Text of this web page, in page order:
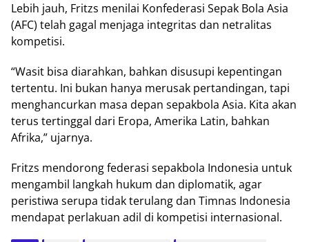
Lebih jauh, Fritzs menilai Konfederasi Sepak Bola Asia
(AFC) telah gagal menjaga integritas dan netralitas
kompetisi.
“Wasit bisa diarahkan, bahkan disusupi kepentingan
tertentu. Ini bukan hanya merusak pertandingan, tapi
menghancurkan masa depan sepakbola Asia. Kita akan
terus tertinggal dari Eropa, Amerika Latin, bahkan
Afrika,” ujarnya.
Fritzs mendorong federasi sepakbola Indonesia untuk
mengambil langkah hukum dan diplomatik, agar
peristiwa serupa tidak terulang dan Timnas Indonesia
mendapat perlakuan adil di kompetisi internasional.